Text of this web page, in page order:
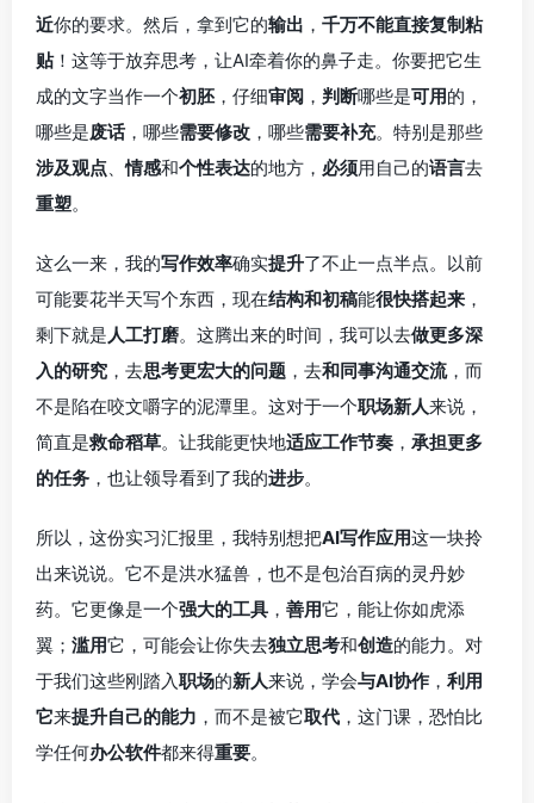
近你的要求。然后，拿到它的输出 ， 千万不能直接复制粘
贴！这等于放弃思考，让AI牵着你的鼻子走。你要把它生
成的文字当作一个初胚 ，仔细审阅 ， 判断哪些是可用的，
哪些是废话，哪些需要修改 ，哪些需要补充。特别是那些
涉及观点 、情感和个性表达的地方， 必须用自己的语言去
重塑。
这么一来，我的写作效率确实提升了不止一点半点。以前
可能要花半天写个东西，现在结构和初稿能很快搭起来 ，
剩下就是 人工打磨。这腾出来的时间，我可以去做更多深
入的研究 ，去思考更宏大的问题 ，去和同事沟通交流，而
不是陷在咬文嚼字的泥潭里。这对于一个职场新人来说，
简直是救命稻草。让我能更快地适应工作节奏 ， 承担更多
的任务 ，也让领导看到了我的进步。
所以，这份实习汇报里，我特别想把AI写作应用这一块拎
出来说说。它不是洪水猛兽，也不是包治百病的灵丹妙
药。它更像是一个强大的工具 ， 善用它，能让你如虎添
翼； 滥用它，可能会让你失去独立思考和创造的能力。对
于我们这些刚踏入职场的新人来说，学会与AI协作 ， 利用
它来提升自己的能力 ，而不是被它取代 ，这门课，恐怕比
学任何办公软件都来得重要。